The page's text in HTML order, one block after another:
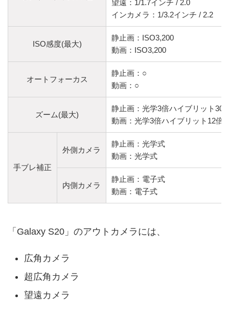
望遠：1/1.7インチ / 2.0
インカメラ：1/3.2インチ / 2.2
ISO感度(最大)
静止画：ISO3,200
動画：ISO3,200
オートフォーカス
静止画：○
動画：○
ズーム(最大)
静止画：光学3倍ハイブリット30
動画：光学3倍ハイブリット12倍
手ブレ補正
外側カメラ
静止画：光学式
動画：光学式
内側カメラ
静止画：電子式
動画：電子式
「Galaxy S20」のアウトカメラには、
広角カメラ
超広角カメラ
望遠カメラ